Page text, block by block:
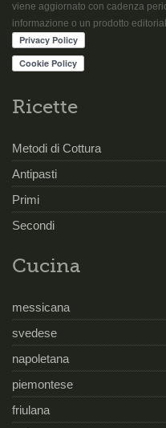
viene aggiornato con cadenza
informazione o un prodotto
Ricette
Metodi di Cottura
Antipasti
Primi
Secondi
Cucina
messicana
svedese
napoletana
piemontese
friulana